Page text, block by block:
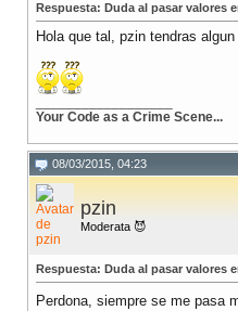
Respuesta: Duda al pasar valores
Hola que tal, pzin tendras
Your Code as a Crime Scene...
08/03/2015, 04:23
pzin
Moderata 😈
Respuesta: Duda al pasar valores
Perdona, siempre se me pasa